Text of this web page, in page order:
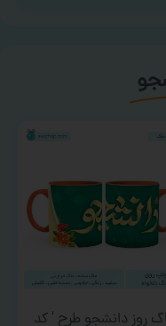
روز دانشجو طرح ‘ کد